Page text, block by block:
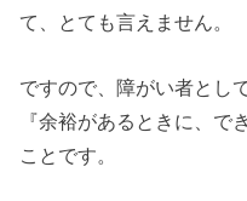
て、とても言えません。
ですので、障がい者とし
『余裕があるときに、で
ことです。